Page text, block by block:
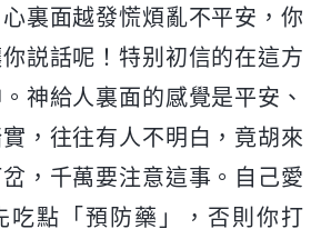
裏面越發慌煩亂不平安，你
説話呢！特别初信的在這方
神給人裏面的感覺是平安、
，往往有人不明白，竟胡來
，千萬要注意這事。自己愛
吃點「預防藥」，否則你打